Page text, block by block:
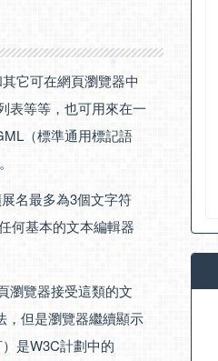
它可在網頁瀏覽器中
表等等，也可用來在一
（標準通用標記語
名最多為3個文字符
何基本的文本編輯器
瀏覽器接受這類的文
，但是瀏覽器繼續顯示
是W3C計劃中的